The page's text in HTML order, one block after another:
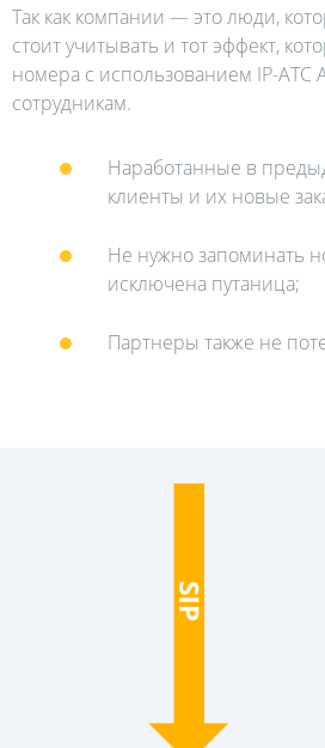
Так как компании — это люди,
стоит учитывать и тот эффект,
номера с использованием IP-АТС
сотрудникам.
Наработанные в
клиенты и их новые
Не нужно запоминать
исключена путаница;
Партнеры также не